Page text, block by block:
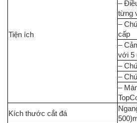
Tiện ích
–
từng
–
cấp
–
với 5
–
–
–
Kích thước cắt đá